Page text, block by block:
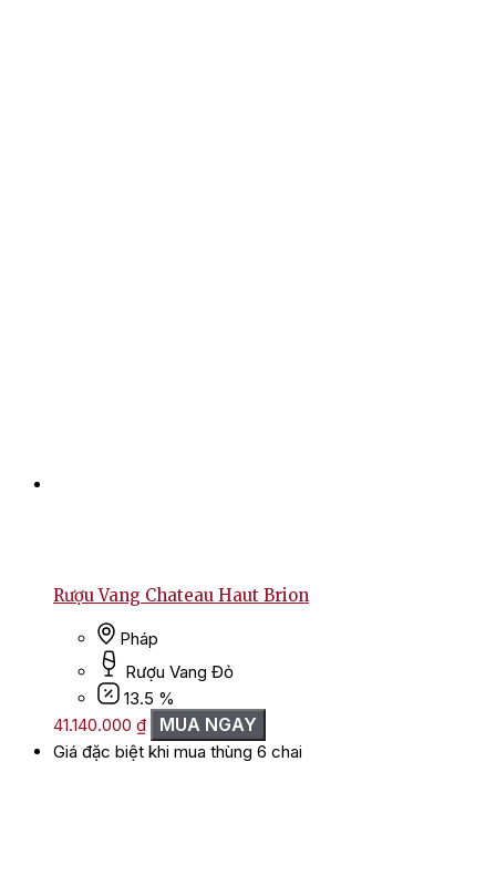
Rượu Vang Chateau Haut Brion
Pháp
Rượu Vang Đỏ
13.5 %
41.140.000 ₫ MUA NGAY
Giá đặc biệt khi mua thùng 6 chai